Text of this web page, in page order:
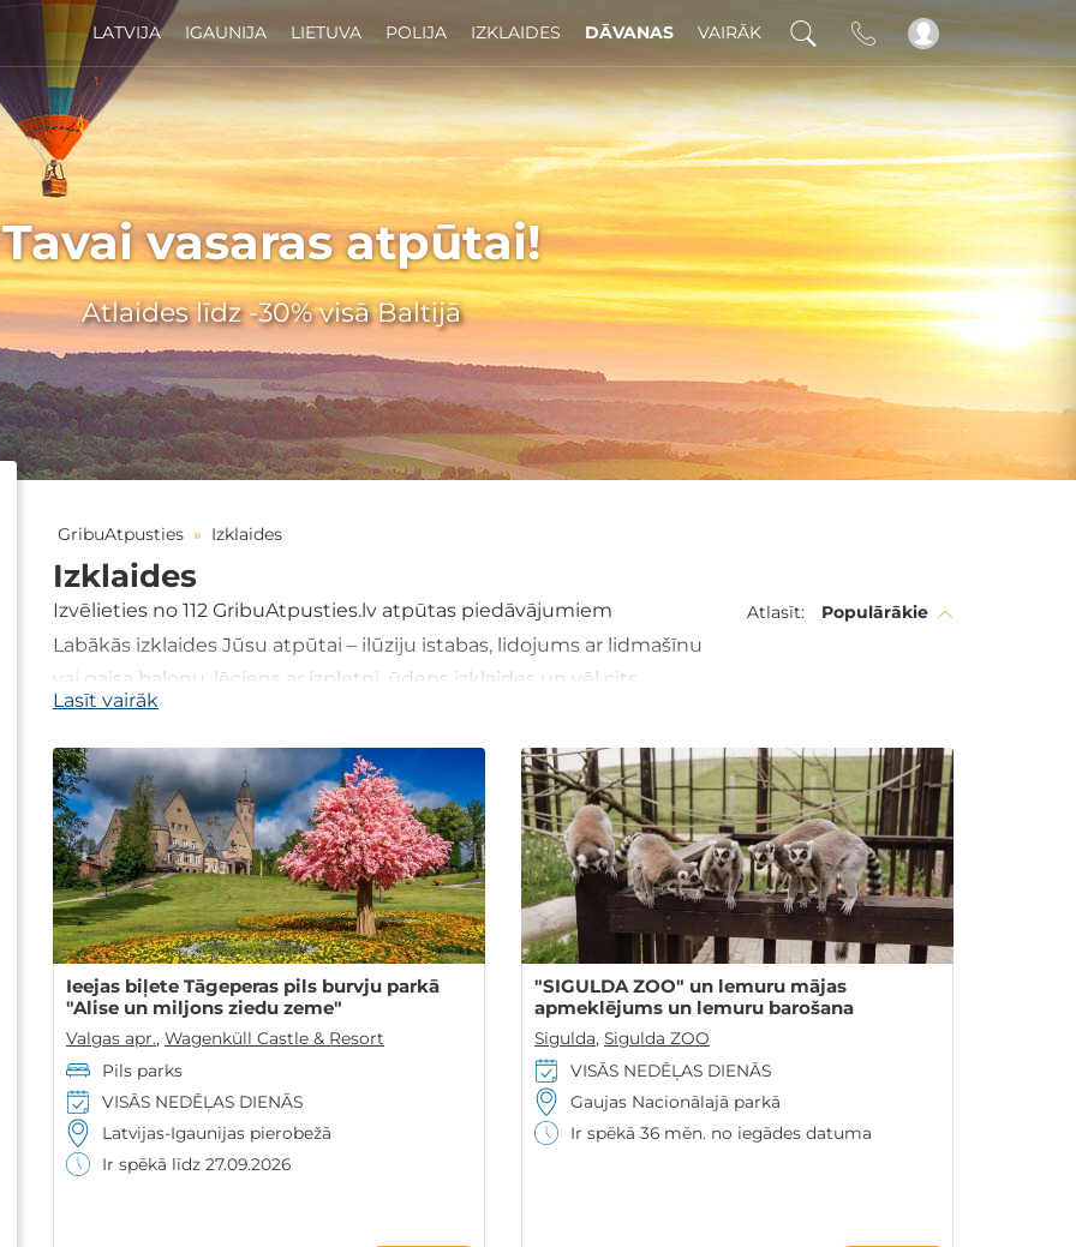
LATVIJA IGAUNIJA LIETUVA POLIJA IZKLAIDES DĀVANAS VAIRĀK
Tavai vasaras atpūtai!
Atlaides līdz -30% visā Baltijā
GribuAtpusties » Izklaides
Atlasīt: Populārākie
Izklaides
Izvēlieties no 112 GribuAtpusties.lv atpūtas piedāvājumiem
Labākās izklaides Jūsu atpūtai – ilūziju istabas, lidojums ar lidmašīnu
vai gaisa balonu, lēciens ar izpletni, ūdens izklaides un vēl cits.
Ieskatieties!
Lasīt vairāk
Ieejas biļete Tāgeperas pils burvju parkā
"Alise un miljons ziedu zeme"
Valgas apr., Wagenküll Castle & Resort
Pils parks
VISĀS NEDĒĻAS DIENĀS
Latvijas-Igaunijas pierobežā
Ir spēkā līdz 27.09.2026
"SIGULDA ZOO" un lemuru mājas
apmeklējums un lemuru barošana
Sigulda, Sigulda ZOO
VISĀS NEDĒĻAS DIENĀS
Gaujas Nacionālajā parkā
Ir spēkā 36 mēn. no iegādes datuma